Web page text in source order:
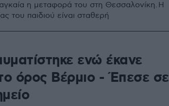
η μεταφορά του στη Θεσσαλονίκη. Η
του παιδιού είναι σταθερή
ενώ έκανε
όρος Βέρμιο - Έπεσε σε